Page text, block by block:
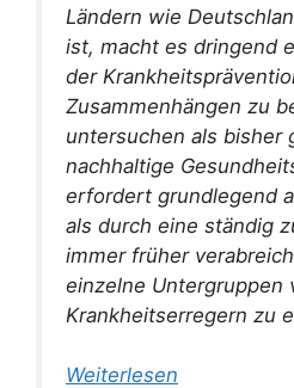
Ländern wie
ist, macht es dringend
der
Zusammenhängen zu
untersuchen als bisher
nachhaltige
erfordert grundlegend
als durch eine ständig
immer früher
einzelne Untergruppen
Krankheitserregern zu
Weiterlesen